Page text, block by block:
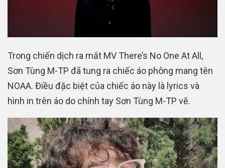
Trong chiến dịch ra mắt MV There’s No One At All,
Sơn Tùng M-TP đã tung ra chiếc áo phông mang tên
NOAA. Điều đặc biệt của chiếc áo này là lyrics và
hình in trên áo do chính tay Sơn Tùng M-TP vẽ.